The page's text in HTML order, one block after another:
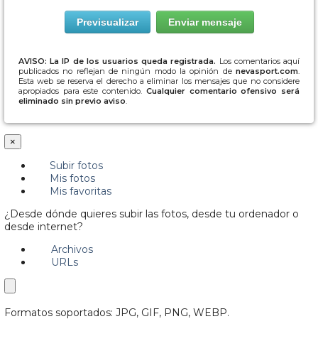
AVISO: La IP de los usuarios queda registrada. Los comentarios aquí
publicados no reflejan de ningún modo la opinión de nevasport.com.
Esta web se reserva el derecho a eliminar los mensajes que no considere
apropiados para este contenido. Cualquier comentario ofensivo será
eliminado sin previo aviso.
×
Subir fotos
Mis fotos
Mis favoritas
¿Desde dónde quieres subir las fotos, desde tu ordenador o
desde internet?
Archivos
URLs
Formatos soportados: JPG, GIF, PNG, WEBP.